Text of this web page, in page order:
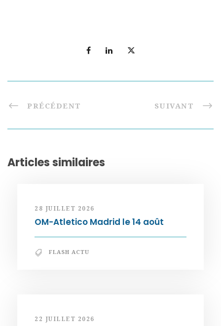
PRÉCÉDENT SUIVANT
Articles similaires
28 JUILLET 2026
OM-Atletico Madrid le 14 août
FLASH ACTU
22 JUILLET 2026